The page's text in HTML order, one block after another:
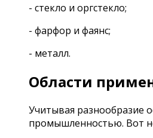
- стекло и оргстекло;
- фарфор и фаянс;
- металл.
Области
Учитывая разнообразие
промышленностью. Вот